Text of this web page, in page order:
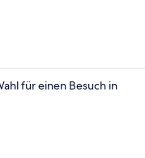
für einen Besuch in